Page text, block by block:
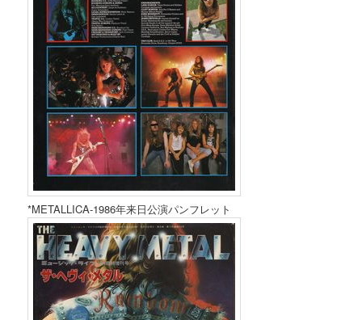
*METALLICA-1986年来日公演パンフレット